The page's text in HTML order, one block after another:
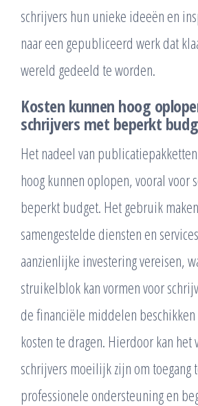
schrijvers hun unieke ideeën en
naar een gepubliceerd werk dat
wereld gedeeld te worden.
Kosten kunnen hoog
schrijvers met beperkt
Het nadeel van
hoog kunnen oplopen, vooral voor
beperkt budget. Het gebruik
samengestelde diensten en
aanzienlijke investering vereisen,
struikelblok kan vormen voor
de financiële middelen
kosten te dragen. Hierdoor kan het
schrijvers moeilijk zijn om toegang
professionele ondersteuning en